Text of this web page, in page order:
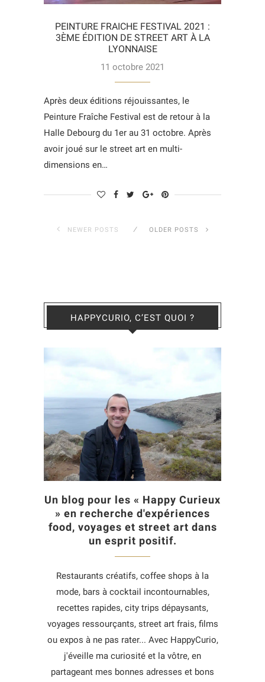
PEINTURE FRAICHE FESTIVAL 2021 :
3ÈME ÉDITION DE STREET ART À LA
LYONNAISE
11 octobre 2021
Après deux éditions réjouissantes, le
Peinture Fraîche Festival est de retour à la
Halle Debourg du 1er au 31 octobre. Après
avoir joué sur le street art en multi-
dimensions en…
NEWER POSTS OLDER POSTS
HAPPYCURIO, C’EST QUOI ?
Un blog pour les « Happy Curieux
» en recherche d'expériences
food, voyages et street art dans
un esprit positif.
Restaurants créatifs, coffee shops à la
mode, bars à cocktail incontournables,
recettes rapides, city trips dépaysants,
voyages ressourçants, street art frais, films
ou expos à ne pas rater... Avec HappyCurio,
j'éveille ma curiosité et la vôtre, en
partageant mes bonnes adresses et bons